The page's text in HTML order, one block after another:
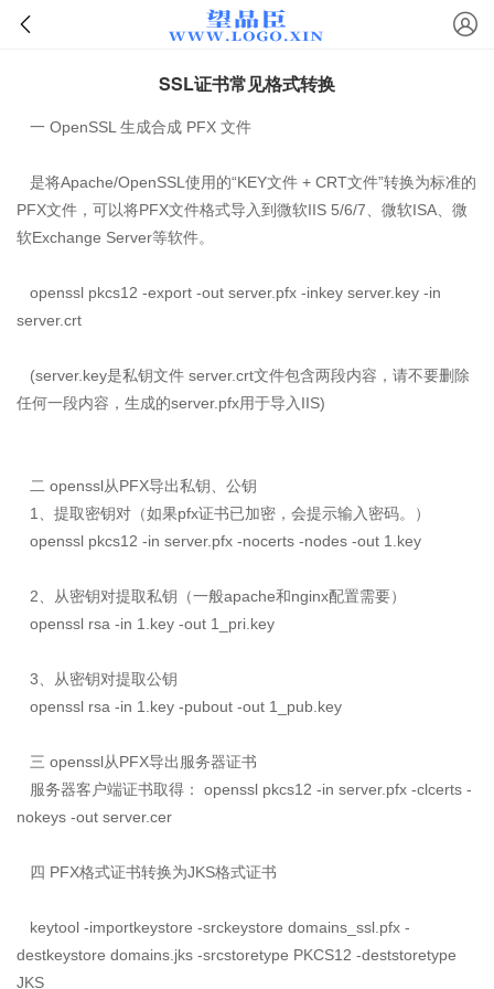
SSL证书常见格式转换
一 OpenSSL 生成合成 PFX 文件
是将Apache/OpenSSL使用的“KEY文件 + CRT文件”转换为标准的
PFX文件，可以将PFX文件格式导入到微软IIS 5/6/7、微软ISA、微
软Exchange Server等软件。
openssl pkcs12 -export -out server.pfx -inkey server.key -in
server.crt
(server.key是私钥文件 server.crt文件包含两段内容，请不要删除
任何一段内容，生成的server.pfx用于导入IIS)
二 openssl从PFX导出私钥、公钥
1、提取密钥对（如果pfx证书已加密，会提示输入密码。）
openssl pkcs12 -in server.pfx -nocerts -nodes -out 1.key
2、从密钥对提取私钥（一般apache和nginx配置需要）
openssl rsa -in 1.key -out 1_pri.key
3、从密钥对提取公钥
openssl rsa -in 1.key -pubout -out 1_pub.key
三 openssl从PFX导出服务器证书
服务器客户端证书取得： openssl pkcs12 -in server.pfx -clcerts -
nokeys -out server.cer
四 PFX格式证书转换为JKS格式证书
keytool -importkeystore -srckeystore domains_ssl.pfx -
destkeystore domains.jks -srcstoretype PKCS12 -deststoretype
JKS